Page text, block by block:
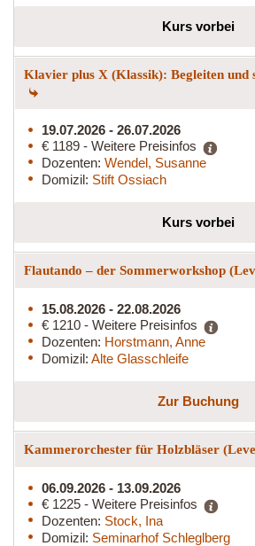
Kurs vorbei
Klavier plus X (Klassik): Begleiten und
19.07.2026 - 26.07.2026
€ 1189 - Weitere Preisinfos
Dozenten: Wendel, Susanne
Domizil: Stift Ossiach
Kurs vorbei
Flautando – der Sommerworkshop
15.08.2026 - 22.08.2026
€ 1210 - Weitere Preisinfos
Dozenten: Horstmann, Anne
Domizil: Alte Glasschleife
Zur Buchung
Kammerorchester für Holzbläser
06.09.2026 - 13.09.2026
€ 1225 - Weitere Preisinfos
Dozenten: Stock, Ina
Domizil: Seminarhof Schleglberg